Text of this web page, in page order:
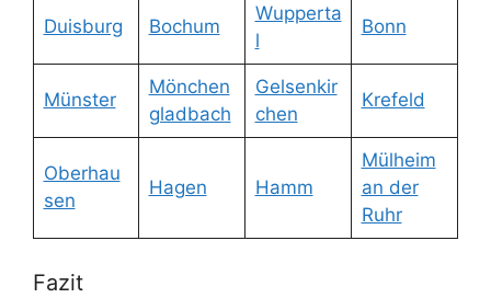
Duisburg Bochum
Wupperta
l
Bonn
Münster
Mönchen
gladbach
Gelsenkir
chen
Krefeld
Oberhau
sen
Hagen Hamm
Mülheim
an der
Ruhr
Fazit